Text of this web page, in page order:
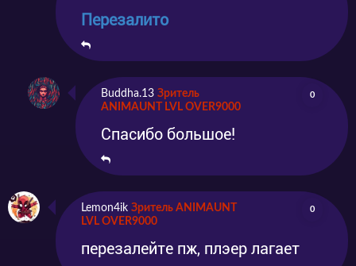
Перезалито
Buddha.13 Зритель
ANIMAUNT LVL OVER9000
0
Спасибо большое!
Lemon4ik Зритель ANIMAUNT
LVL OVER9000
0
перезалейте пж, плэер лагает